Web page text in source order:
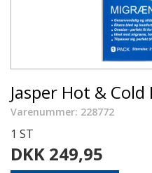
Jasper Hot &
Varenummer: 228772
1 ST
DKK 249,95